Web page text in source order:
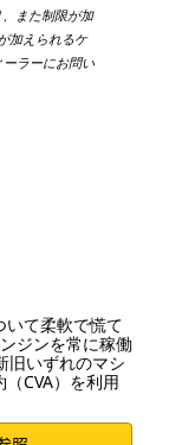
また制限が加
加えられるケ
ラーにお問い
いて柔軟で慌て
ジンを常に稼働
旧いずれのマシ
CVA）を利用